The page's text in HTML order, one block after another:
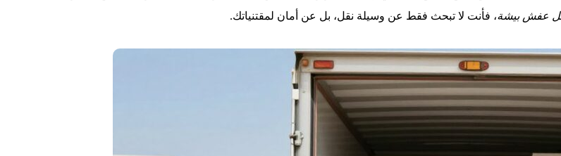
عفش بيشة، فأنت لا تبحث فقط عن وسيلة نقل، بل عن أمان لمقتنياتك.